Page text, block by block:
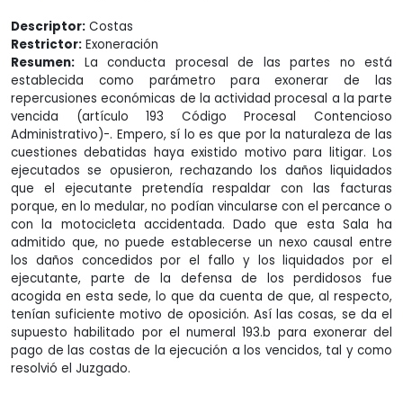
Descriptor: Costas
Restrictor: Exoneración
Resumen: La conducta procesal de las partes no está
establecida como parámetro para exonerar de las
repercusiones económicas de la actividad procesal a la parte
vencida (artículo 193 Código Procesal Contencioso
Administrativo)-. Empero, sí lo es que por la naturaleza de las
cuestiones debatidas haya existido motivo para litigar. Los
ejecutados se opusieron, rechazando los daños liquidados
que el ejecutante pretendía respaldar con las facturas
porque, en lo medular, no podían vincularse con el percance o
con la motocicleta accidentada. Dado que esta Sala ha
admitido que, no puede establecerse un nexo causal entre
los daños concedidos por el fallo y los liquidados por el
ejecutante, parte de la defensa de los perdidosos fue
acogida en esta sede, lo que da cuenta de que, al respecto,
tenían suficiente motivo de oposición. Así las cosas, se da el
supuesto habilitado por el numeral 193.b para exonerar del
pago de las costas de la ejecución a los vencidos, tal y como
resolvió el Juzgado.